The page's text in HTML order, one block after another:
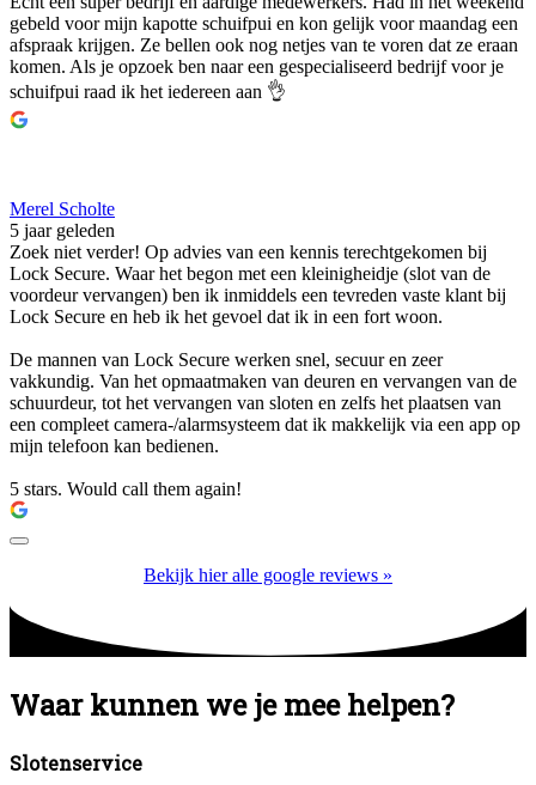
gebeld voor mijn kapotte schuifpui en kon gelijk voor maandag een
afspraak krijgen. Ze bellen ook nog netjes van te voren dat ze eraan
komen. Als je opzoek ben naar een gespecialiseerd bedrijf voor je
schuifpui raad ik het iedereen aan 👌
Merel Scholte
5 jaar geleden
Zoek niet verder! Op advies van een kennis terechtgekomen bij
Lock Secure. Waar het begon met een kleinigheidje (slot van de
voordeur vervangen) ben ik inmiddels een tevreden vaste klant bij
Lock Secure en heb ik het gevoel dat ik in een fort woon.
De mannen van Lock Secure werken snel, secuur en zeer
vakkundig. Van het opmaatmaken van deuren en vervangen van de
schuurdeur, tot het vervangen van sloten en zelfs het plaatsen van
een compleet camera-/alarmsysteem dat ik makkelijk via een app op
mijn telefoon kan bedienen.
5 stars. Would call them again!
Bekijk hier alle google reviews »
Waar kunnen we je mee helpen?
Slotenservice